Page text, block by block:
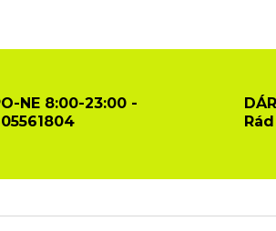
NE 8:00-23:00 -